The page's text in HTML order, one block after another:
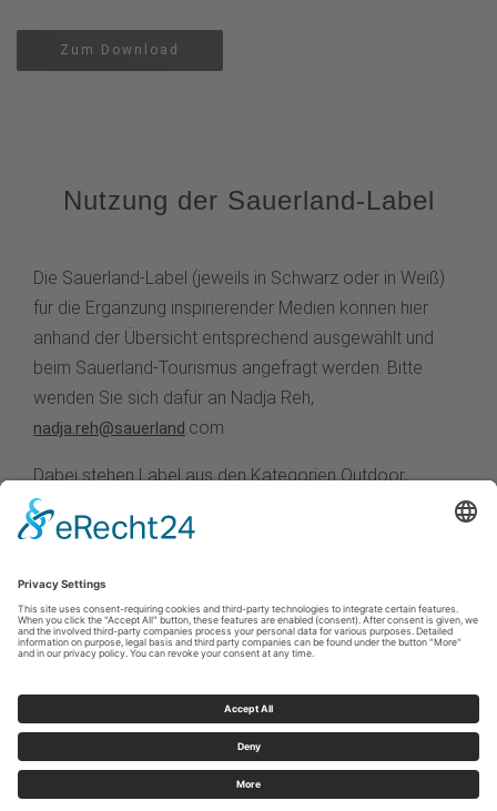
Zum Download
Nutzung der Sauerland-Label
Die Sauerland-Label (jeweils in Schwarz oder in Weiß)
für die Ergänzung inspirierender Medien können hier
anhand der Übersicht entsprechend ausgewählt und
beim Sauerland-Tourismus angefragt werden. Bitte
wenden Sie sich dafür an Nadja Reh,
nadja.reh@sauerland.com
Dabei stehen Label aus den Kategorien Outdoor,
Radfahren, Wandern, Ausflug, Winter, Wellness, Kulinarik
und Seen zur Verfügung:
Labelübersicht.pdf
Cookie-Einstellungen